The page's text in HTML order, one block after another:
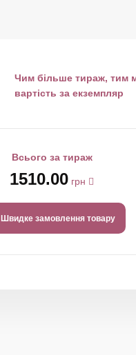
Чим більше тираж, тим
вартість за екземпляр
Всього за тираж
1510.00 грн
Швидке замовлення товару